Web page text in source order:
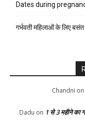
Dates during
गर्भवती महिलाओं के लिए
Chandni on
Dadu on 1 से 3 महीने